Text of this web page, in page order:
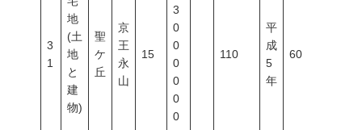
3
1
地
(土
地
と
建
物)
聖
ケ
丘
京
王
永
山
15
3
0
0
0
0
0
0
110
平
成
5
年
60